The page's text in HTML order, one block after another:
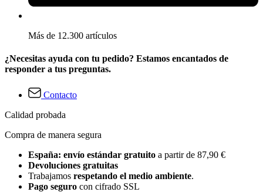
Más de 12.300 artículos
¿Necesitas ayuda con tu pedido? Estamos encantados de
responder a tus preguntas.
Contacto
Calidad probada
Compra de manera segura
España: envío estándar gratuito a partir de 87,90 €
Devoluciones gratuitas
Trabajamos respetando el medio ambiente.
Pago seguro con cifrado SSL